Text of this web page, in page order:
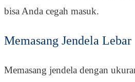
bisa Anda cegah masuk.
Memasang Jendela Lebar
Memasang jendela dengan